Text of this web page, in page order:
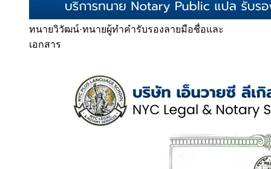
ทนายวิวัฒน์·ทนายผู้ทำคำรับรองลายมือชื่อและ
เอกสาร